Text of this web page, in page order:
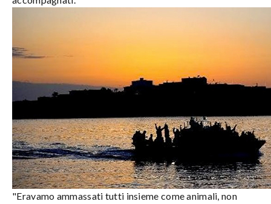
"Eravamo ammassati tutti insieme come animali, non